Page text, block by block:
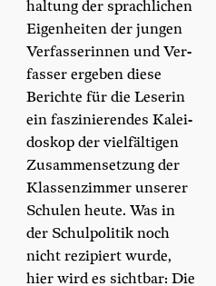
hal­tung der sprach­li­chen
Eigen­hei­ten der jun­gen
Ver­fas­se­rin­nen und Ver­
fas­ser erge­ben die­se
Berich­te für die Lese­rin
ein fas­zi­nie­ren­des Kalei-
doskop der viel­fäl­ti­gen
Zusam­men­set­zung der
Klas­sen­zim­mer unse­rer
Schu­len heu­te. Was in
der Schul­po­li­tik noch
nicht rezi­piert wur­de,
hier wird es sicht­bar: Die